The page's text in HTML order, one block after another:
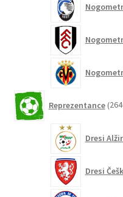
Reprezentance
Dresi
Dresi